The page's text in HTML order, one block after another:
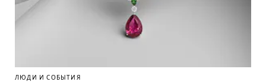
ЛЮДИ И СОБЫТИЯ